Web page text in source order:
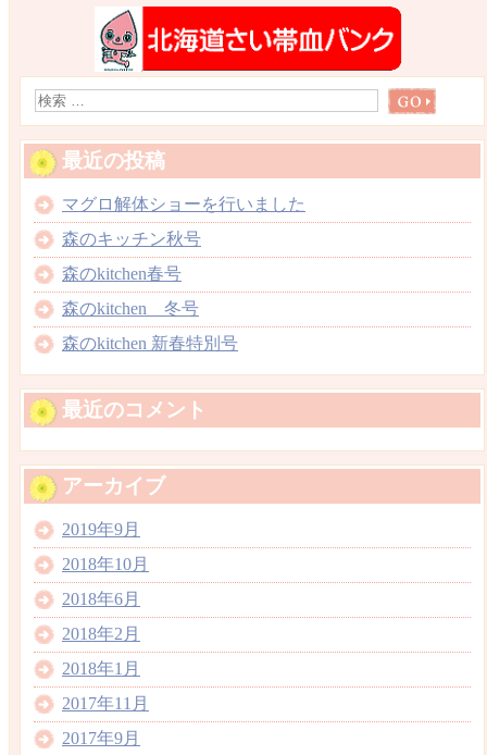
最近の投稿
マグロ解体ショーを行いました
森のキッチン秋号
森のkitchen春号
森のkitchen 冬号
森のkitchen 新春特別号
最近のコメント
アーカイブ
2019年9月
2018年10月
2018年6月
2018年2月
2018年1月
2017年11月
2017年9月